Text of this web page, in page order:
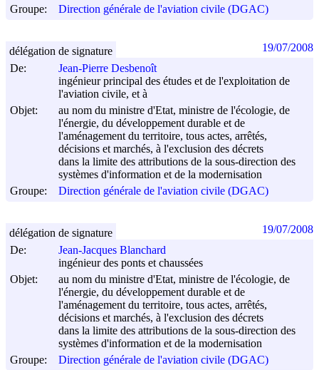
Groupe:
Direction générale de l'aviation civile (DGAC)
De:
Jean-Pierre Desbenoît
ingénieur principal des études et de l'exploitation de
l'aviation civile, et à
Objet:
au nom du ministre d'Etat, ministre de l'écologie, de
l'énergie, du développement durable et de
l'aménagement du territoire, tous actes, arrêtés,
décisions et marchés, à l'exclusion des décrets
dans la limite des attributions de la sous-direction des
systèmes d'information et de la modernisation
Groupe:
Direction générale de l'aviation civile (DGAC)
délégation de signature 19/07/2008
De:
Jean-Jacques Blanchard
ingénieur des ponts et chaussées
Objet:
au nom du ministre d'Etat, ministre de l'écologie, de
l'énergie, du développement durable et de
l'aménagement du territoire, tous actes, arrêtés,
décisions et marchés, à l'exclusion des décrets
dans la limite des attributions de la sous-direction des
systèmes d'information et de la modernisation
Groupe:
Direction générale de l'aviation civile (DGAC)
délégation de signature 19/07/2008